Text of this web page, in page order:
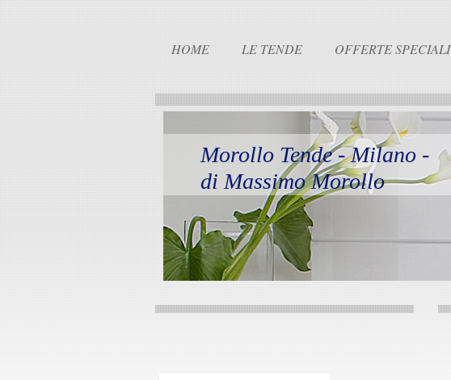
HOME LE TENDE OFFERTE SPECIALI
Morollo Tende - Milano -
di Massimo Morollo